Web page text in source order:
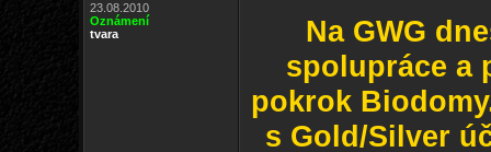
23.08.2010
Oznámení
tvara
Na GWG
spolupráce a
pokrok
s Gold/Silver